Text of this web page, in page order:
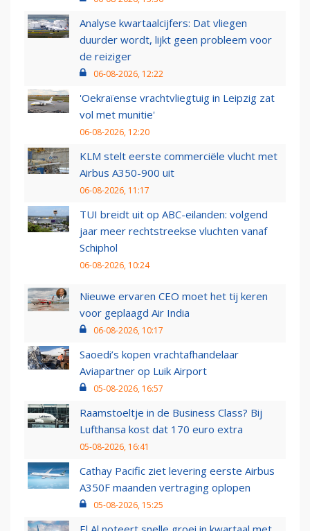
Analyse kwartaalcijfers: Dat vliegen
duurder wordt, lijkt geen probleem voor
de reiziger
06-08-2026, 12:22
'Oekraïense vrachtvliegtuig in Leipzig zat
vol met munitie'
06-08-2026, 12:20
KLM stelt eerste commerciële vlucht met
Airbus A350-900 uit
06-08-2026, 11:17
TUI breidt uit op ABC-eilanden: volgend
jaar meer rechtstreekse vluchten vanaf
Schiphol
06-08-2026, 10:24
Nieuwe ervaren CEO moet het tij keren
voor geplaagd Air India
06-08-2026, 10:17
Saoedi’s kopen vrachtafhandelaar
Aviapartner op Luik Airport
05-08-2026, 16:57
Raamstoeltje in de Business Class? Bij
Lufthansa kost dat 170 euro extra
05-08-2026, 16:41
Cathay Pacific ziet levering eerste Airbus
A350F maanden vertraging oplopen
05-08-2026, 15:25